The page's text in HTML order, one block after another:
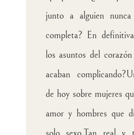
junto a alguien
completa? En
los asuntos del
acaban complicando?
de hoy sobre mujeres
amor y hombres que